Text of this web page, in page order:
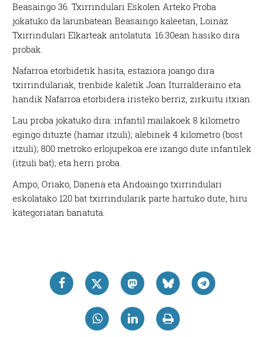
Beasaingo 36. Txirrindulari Eskolen Arteko Proba
jokatuko da larunbatean Beasaingo kaleetan, Loinaz
Txirrindulari Elkarteak antolatuta. 16:30ean hasiko dira
probak.
Nafarroa etorbidetik hasita, estaziora joango dira
txirrindulariak, trenbide kaletik Joan Iturralderaino eta
handik Nafarroa etorbidera iristeko berriz, zirkuitu itxian.
Lau proba jokatuko dira: infantil mailakoek 8 kilometro
egingo dituzte (hamar itzuli); alebinek 4 kilometro (bost
itzuli); 800 metroko erlojupekoa ere izango dute infantilek
(itzuli bat); eta herri proba.
Ampo, Oriako, Danena eta Andoaingo txirrindulari
eskolatako 120 bat txirrindularik parte hartuko dute, hiru
kategoriatan banatuta.